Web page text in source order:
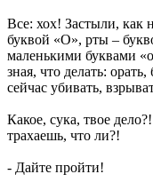
Все: хох! Застыли, как
буквой «О», рты –
маленькими буквами
зная, что делать:
сейчас убивать,
Какое, сука, твое
трахаешь, что ли?!
- Дайте пройти!